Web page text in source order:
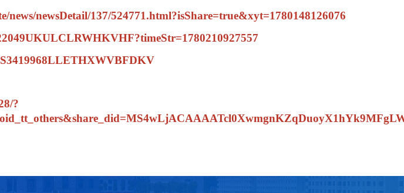
newsDetail/137/524771.html?isShare=true&xyt=1780148126076
?